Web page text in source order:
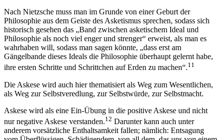
Nach Nietzsche muss man im Grunde von einer Geburt der
Philosophie aus dem Geiste des Asketismus sprechen, sodass sich
historisch gesehen das „Band zwischen asketischem Ideal und
Philosophie als noch viel enger und strenger“ erweist, als man es
wahrhaben will, sodass man sagen könnte, „dass erst am
Gängelbande dieses Ideals die Philosophie überhaupt gelernt habe,
ihre ersten Schritte und Schrittchen auf Erden zu machen“.11
Die Askese wird auch hier thematisiert als Weg zum Wesentlichen,
als Weg zur Selbstveredlung, zur Selbstwürde, zur Selbstmacht.
Askese wird als eine Ein-Übung in die positive Askese und nicht
nur negative Askese verstanden.12 Darunter kann auch unter
anderem vorsätzliche Enthaltsamkeit fallen; nämlich: Entsagung